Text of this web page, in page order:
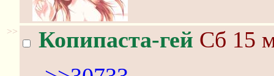
>> Копипаста-гей Сб 15